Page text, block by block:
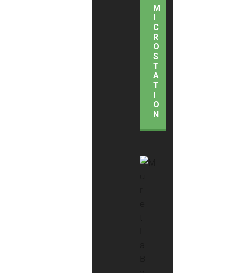
M
I
C
R
O
S
T
A
T
I
O
N